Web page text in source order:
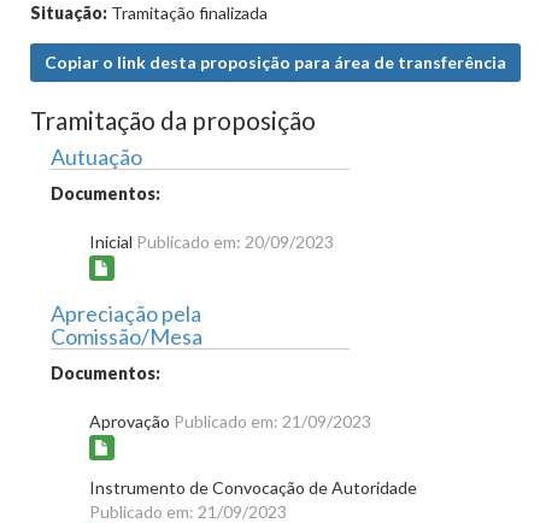
Situação: Tramitação finalizada
Copiar o link desta proposição para área de transferência
Tramitação da proposição
Autuação
Documentos:
Inicial Publicado em: 20/09/2023
Apreciação pela
Comissão/Mesa
Documentos:
Aprovação Publicado em: 21/09/2023
Instrumento de Convocação de Autoridade
Publicado em: 21/09/2023